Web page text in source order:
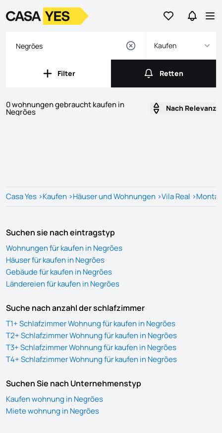
Geh zu den
Gehen
LogoZur Startseite
Kaufen
Filter
Filter Retten
Retten
0 wohnungen gebraucht kaufen in
Negrões Nach Relevanz
Casa Yes >Kaufen >Häuser und Wohnungen >Vila Real >
Suchen sie nach eintragstyp
Wohnungen für kaufen in Negrões
Häuser für kaufen in Negrões
Gebäude für kaufen in Negrões
Ländereien für kaufen in Negrões
Suche nach anzahl der schlafzimmer
T1+ Schlafzimmer Wohnung für kaufen in Negrões
T2+ Schlafzimmer Wohnung für kaufen in Negrões
T3+ Schlafzimmer Wohnung für kaufen in Negrões
T4+ Schlafzimmer Wohnung für kaufen in Negrões
Suchen Sie nach Unternehmenstyp
Kaufen wohnung in Negrões
Miete wohnung in Negrões